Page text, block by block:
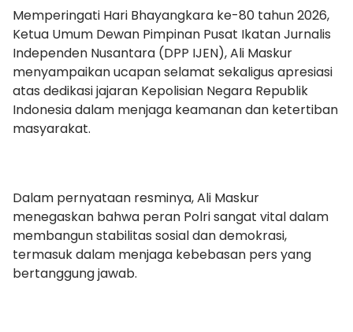
Memperingati Hari Bhayangkara ke-80 tahun 2026,
Ketua Umum Dewan Pimpinan Pusat Ikatan Jurnalis
Independen Nusantara (DPP IJEN), Ali Maskur
menyampaikan ucapan selamat sekaligus apresiasi
atas dedikasi jajaran Kepolisian Negara Republik
Indonesia dalam menjaga keamanan dan ketertiban
masyarakat.
Dalam pernyataan resminya, Ali Maskur
menegaskan bahwa peran Polri sangat vital dalam
membangun stabilitas sosial dan demokrasi,
termasuk dalam menjaga kebebasan pers yang
bertanggung jawab.